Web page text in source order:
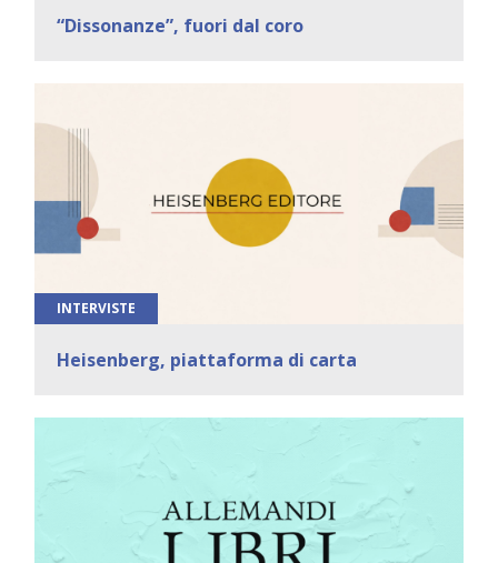
“Dissonanze”, fuori dal coro
INTERVISTE
Heisenberg, piattaforma di carta